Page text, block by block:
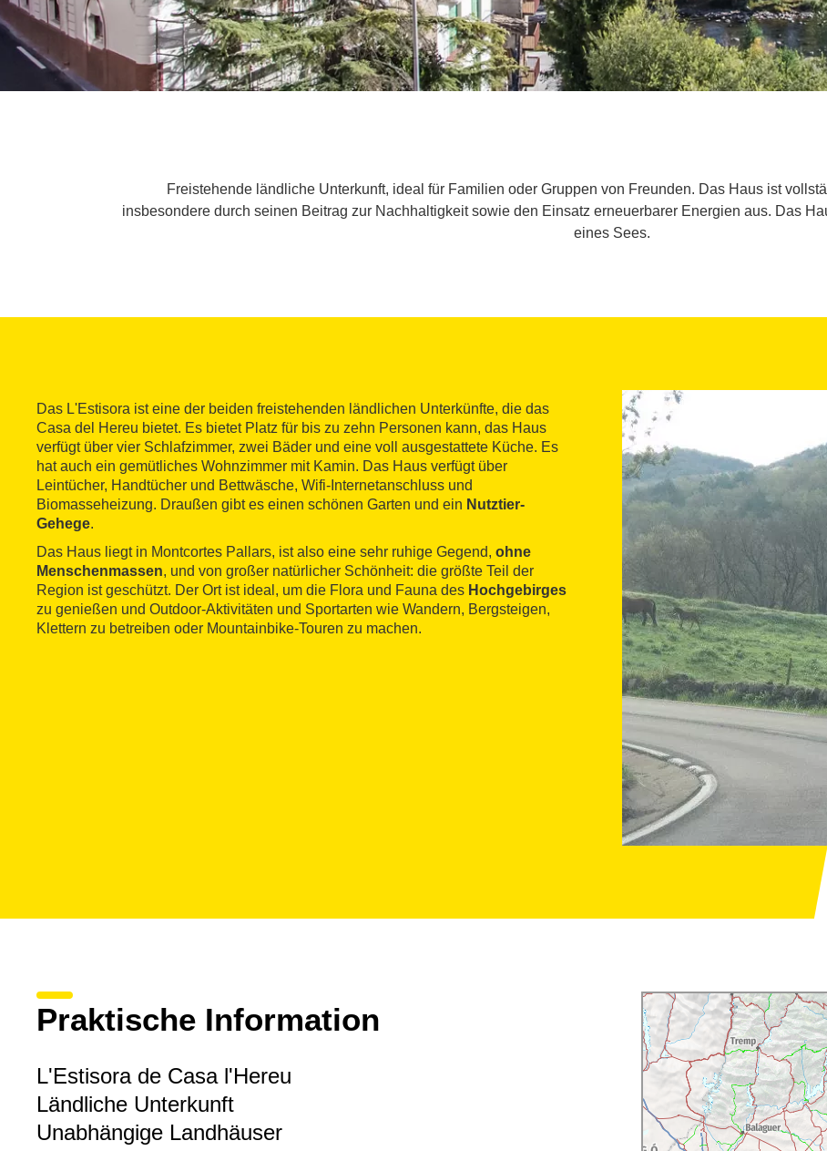
Freistehende ländliche Unterkunft, ideal für Familien oder Gruppen von Freunden. Das Haus ist
insbesondere durch seinen Beitrag zur Nachhaltigkeit sowie den Einsatz erneuerbarer Energien aus. Das
eines Sees.
Das L'Estisora ​​ist eine der beiden freistehenden ländlichen Unterkünfte, die das
Casa del Hereu bietet. Es bietet Platz für bis zu zehn Personen kann, das Haus
verfügt über vier Schlafzimmer, zwei Bäder und eine voll ausgestattete Küche. Es
hat auch ein gemütliches Wohnzimmer mit Kamin. Das Haus verfügt über
Leintücher, Handtücher und Bettwäsche, Wifi-Internetanschluss und
Biomasseheizung. Draußen gibt es einen schönen Garten und ein Nutztier-
Gehege.
Das Haus liegt in Montcortes Pallars, ist also eine sehr ruhige Gegend, ohne
Menschenmassen, und von großer natürlicher Schönheit: die größte Teil der
Region ist geschützt. Der Ort ist ideal, um die Flora und Fauna des Hochgebirges
zu genießen und Outdoor-Aktivitäten und Sportarten wie Wandern, Bergsteigen,
Klettern zu betreiben oder Mountainbike-Touren zu machen.
Praktische Information
L'Estisora de Casa l'Hereu
Ländliche Unterkunft
Unabhängige Landhäuser